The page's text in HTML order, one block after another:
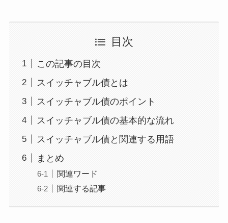
目次
この記事の目次
スイッチャブル債とは
スイッチャブル債のポイント
スイッチャブル債の基本的な流れ
スイッチャブル債と関連する用語
まとめ
関連ワード
関連する記事